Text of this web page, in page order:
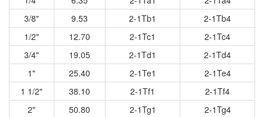
3/8"
9.53 2-1Tb1
2-1Tb4
1/2"
12.70 2-1Tc1
2-1Tc4
3/4"
19.05 2-1Td1
2-1Td4
1"
25.40 2-1Te1
2-1Te4
1 1/2"
38.10 2-1Tf1
2-1Tf4
2"
50.80 2-1Tg1
2-1Tg4